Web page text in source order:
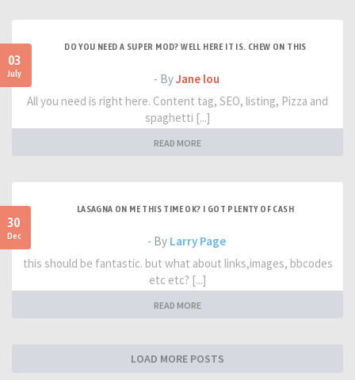
03
July
DO YOU NEED A SUPER MOD? WELL HERE IT IS. CHEW ON THIS
- ByJane lou
All you need is right here. Content tag, SEO, listing, Pizza and
spaghetti [...]
READ MORE
30
Dec
LASAGNA ON ME THIS TIME OK? I GOT PLENTY OF CASH
- By Larry Page
this should be fantastic. but what about links,images, bbcodes
etc etc? [...]
READ MORE
LOAD MORE POSTS